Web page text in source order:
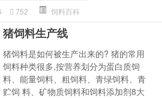
752 饲料百科
猪饲料生产线
猪饲料是如何被生产出来的? 猪的常用
饲料种类很多,按营养划分为蛋白质饲
料、能量饲料、粗饲料、青绿饲料、青
贮饲 料、矿物质饲料和饲料添加剂8大